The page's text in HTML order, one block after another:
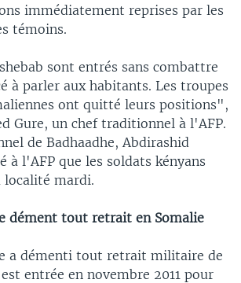
immédiatement reprises par les
témoins.
sont entrés sans combattre
à parler aux habitants. Les troupes
ont quitté leurs positions",
Gure, un chef traditionnel à l'AFP.
de Badhaadhe, Abdirashid
à l'AFP que les soldats kényans
mardi.
dément tout retrait en Somalie
a démenti tout retrait militaire de
entrée en novembre 2011 pour